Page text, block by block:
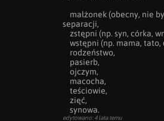
separacji,
    synowa.
edytowano: 4 lata temu